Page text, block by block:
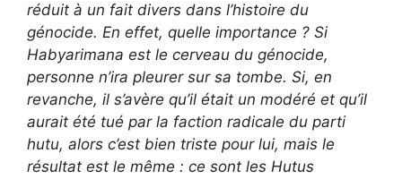
réduit à un fait divers dans l’histoire du
génocide. En effet, quelle importance ? Si
Habyarimana est le cerveau du génocide,
personne n’ira pleurer sur sa tombe. Si, en
revanche, il s’avère qu’il était un modéré et qu’il
aurait été tué par la faction radicale du parti
hutu, alors c’est bien triste pour lui, mais le
résultat est le même : ce sont les Hutus